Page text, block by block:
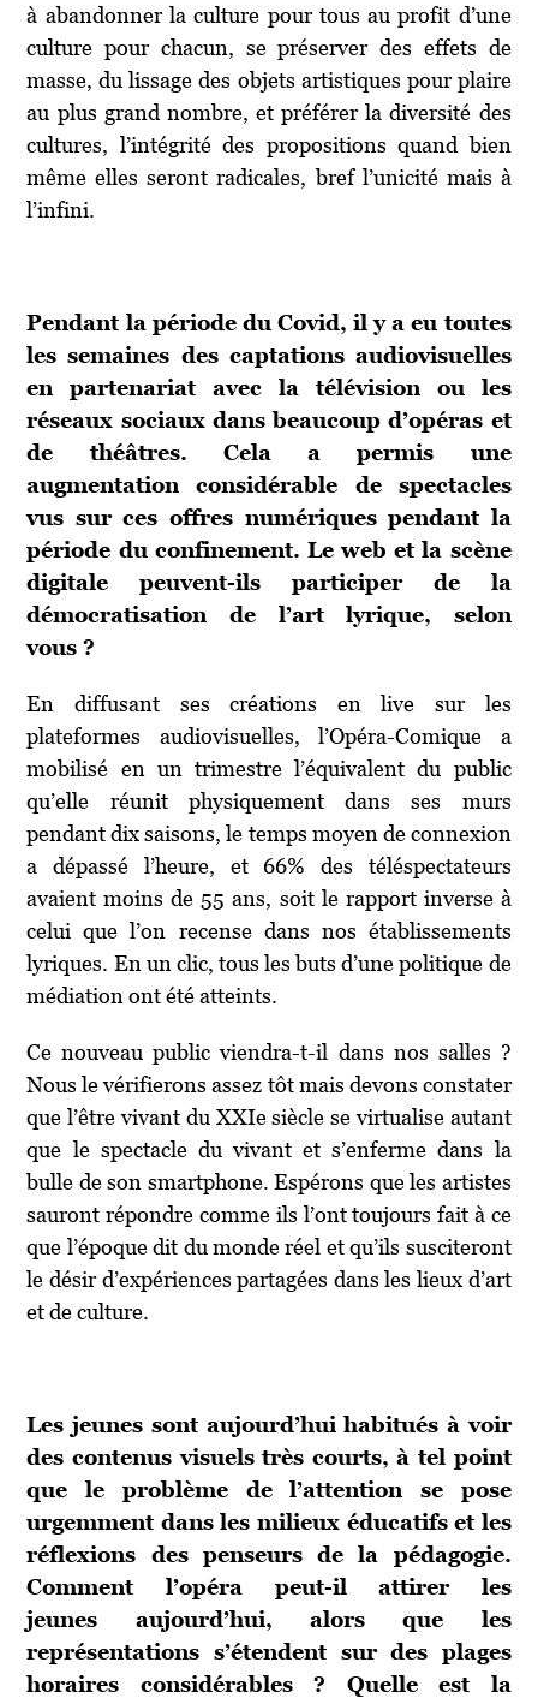
à abandonner la culture pour tous au profit d’une
culture pour chacun, se préserver des effets de
masse, du lissage des objets artistiques pour plaire
au plus grand nombre, et préférer la diversité des
cultures, l’intégrité des propositions quand bien
même elles seront radicales, bref l’unicité mais à
l’infini.
Pendant la période du Covid, il y a eu toutes
les semaines des captations audiovisuelles
en partenariat avec la télévision ou les
réseaux sociaux dans beaucoup d’opéras et
de théâtres. Cela a permis une
augmentation considérable de spectacles
vus sur ces offres numériques pendant la
période du confinement. Le web et la scène
digitale peuvent-ils participer de la
démocratisation de l’art lyrique, selon
vous ?
En diffusant ses créations en live sur les
plateformes audiovisuelles, l’Opéra-Comique a
mobilisé en un trimestre l’équivalent du public
qu’elle réunit physiquement dans ses murs
pendant dix saisons, le temps moyen de connexion
a dépassé l’heure, et 66% des téléspectateurs
avaient moins de 55 ans, soit le rapport inverse à
celui que l’on recense dans nos établissements
lyriques. En un clic, tous les buts d’une politique de
médiation ont été atteints.
Ce nouveau public viendra-t-il dans nos salles ?
Nous le vérifierons assez tôt mais devons constater
que l’être vivant du XXIe siècle se virtualise autant
que le spectacle du vivant et s’enferme dans la
bulle de son smartphone. Espérons que les artistes
sauront répondre comme ils l’ont toujours fait à ce
que l’époque dit du monde réel et qu’ils susciteront
le désir d’expériences partagées dans les lieux d’art
et de culture.
Les jeunes sont aujourd’hui habitués à voir
des contenus visuels très courts, à tel point
que le problème de l’attention se pose
urgemment dans les milieux éducatifs et les
réflexions des penseurs de la pédagogie.
Comment l’opéra peut-il attirer les
jeunes aujourd’hui, alors que les
représentations s’étendent sur des plages
horaires considérables ? Quelle est la